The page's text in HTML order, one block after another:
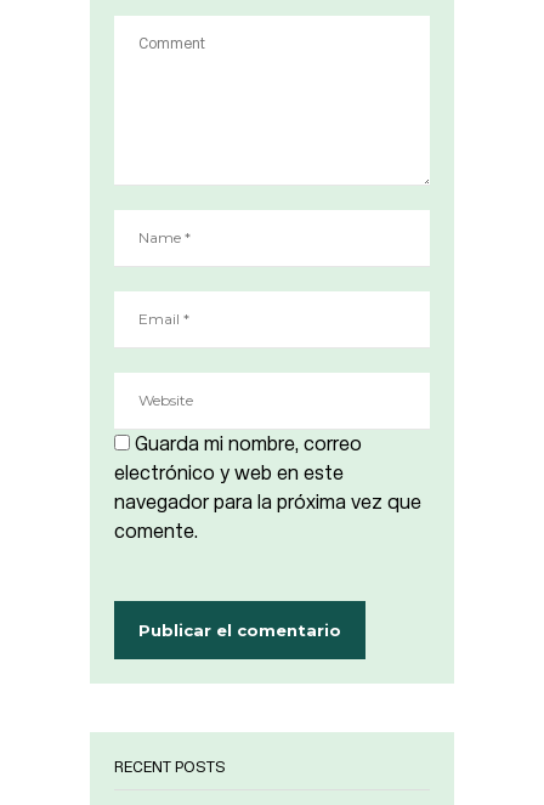
Guarda mi nombre, correo
electrónico y web en este
navegador para la próxima vez que
comente.
RECENT POSTS